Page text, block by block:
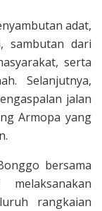
adat,
sambutan dari
serta
Selanjutnya,
jalan
Armopa yang
bersama
rangkaian